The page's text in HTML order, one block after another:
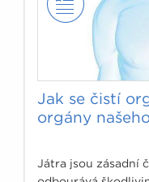
Jak se čistí
orgány
Játra jsou zásadní